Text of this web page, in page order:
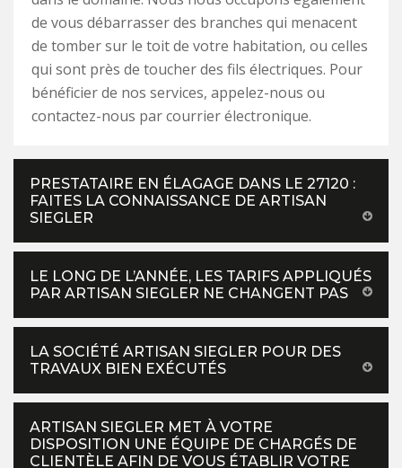
de vous débarrasser des branches qui menacent
de tomber sur le toit de votre habitation, ou celles
qui sont près de toucher des fils électriques. Pour
bénéficier de nos services, appelez-nous ou
contactez-nous par courrier électronique.
PRESTATAIRE EN ÉLAGAGE DANS LE 27120 :
FAITES LA CONNAISSANCE DE ARTISAN
SIEGLER
LE LONG DE L’ANNÉE, LES TARIFS APPLIQUÉS
PAR ARTISAN SIEGLER NE CHANGENT PAS
LA SOCIÉTÉ ARTISAN SIEGLER POUR DES
TRAVAUX BIEN EXÉCUTÉS
ARTISAN SIEGLER MET À VOTRE
DISPOSITION UNE ÉQUIPE DE CHARGÉS DE
CLIENTÈLE AFIN DE VOUS ÉTABLIR VOTRE